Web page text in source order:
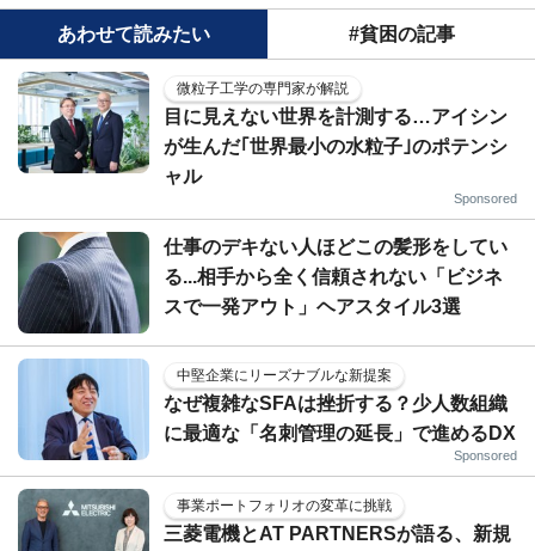
あわせて読みたい #貧困の記事
微粒子工学の専門家が解説
目に見えない世界を計測する…アイシン
が生んだ｢世界最小の水粒子｣のポテンシ
ャル
Sponsored
仕事のデキない人ほどこの髪形をしてい
る...相手から全く信頼されない「ビジネ
スで一発アウト」ヘアスタイル3選
中堅企業にリーズナブルな新提案
なぜ複雑なSFAは挫折する？少人数組織
に最適な「名刺管理の延長」で進めるDX
Sponsored
事業ポートフォリオの変革に挑戦
三菱電機とAT PARTNERSが語る、新規